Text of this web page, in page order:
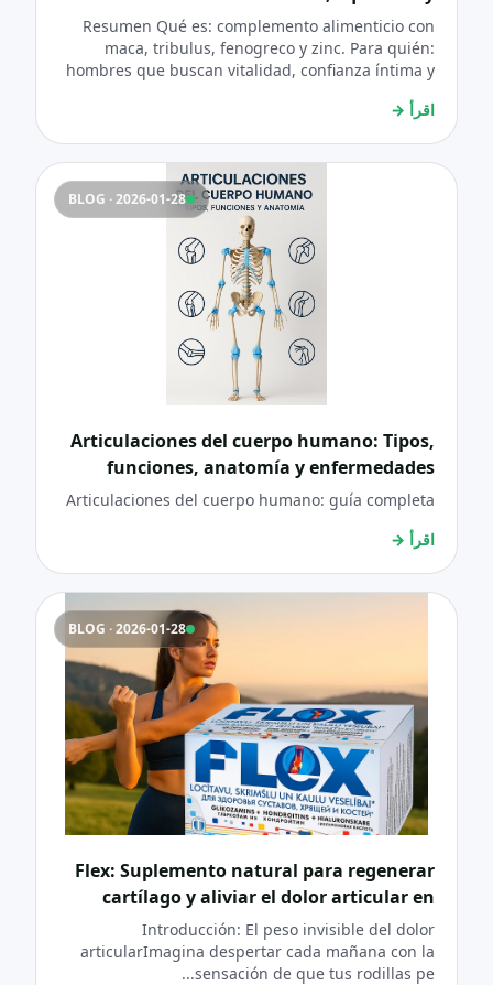
confianza
Resumen Qué es: complemento alimenticio con
maca, tribulus, fenogreco y zinc. Para quién:
hombres que buscan vitalidad, confianza íntima y
mañana + 1 cápsula por la tarde/noche (o 2
éxito: constancia 90 días + hábitos (sueño, agua,
comida real, movimiento). Aviso importante: X.ES®
no previene, diagnostica ni trata enfermedades
(incluida la próstata). Ante síntomas urinarios,
consulta médica.
اقرأ →
BLOG · 2026-01-28
Articulaciones del cuerpo humano: Tipos,
funciones, anatomía y enfermedades
Articulaciones del cuerpo humano: guía completa
اقرأ →
BLOG · 2026-01-28
Flex: Suplemento natural para regenerar
cartílago y aliviar el dolor articular en
artritis y artrosis
Introducción: El peso invisible del dolor
articularImagina despertar cada mañana con la
sensación de que tus rodillas pe...